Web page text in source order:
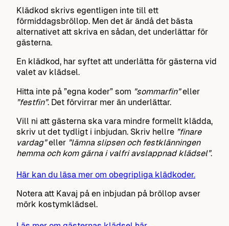
Klädkod skrivs egentligen inte till ett
förmiddagsbröllop. Men det är ändå det bästa
alternativet att skriva en sådan, det underlättar för
gästerna.
En klädkod, har syftet att underlätta för gästerna vid
valet av klädsel.
Hitta inte på ”egna koder” som ”sommarfin”eller
”festfin”. Det förvirrar mer än underlättar.
Vill ni att gästerna ska vara mindre formellt klädda,
skriv ut det tydligt i inbjudan. Skriv hellre ”finare
vardag”eller ”lämna slipsen och festklänningen
hemma och kom gärna i valfri avslappnad klädsel”.
Här kan du läsa mer om obegripliga klädkoder.
Notera att Kavaj på en inbjudan på bröllop avser
mörk kostymklädsel.